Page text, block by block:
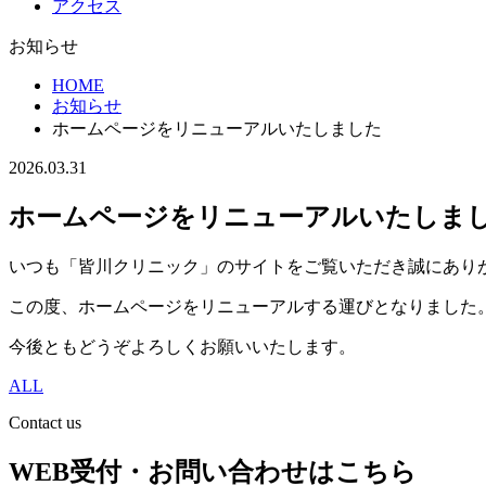
アクセス
お知らせ
HOME
お知らせ
ホームページをリニューアルいたしました
2026.03.31
ホームページをリニューアルいたしま
いつも「皆川クリニック」のサイトをご覧いただき誠にあり
この度、ホームページをリニューアルする運びとなりました。
今後ともどうぞよろしくお願いいたします。
ALL
Contact us
WEB受付・お問い合わせはこちら